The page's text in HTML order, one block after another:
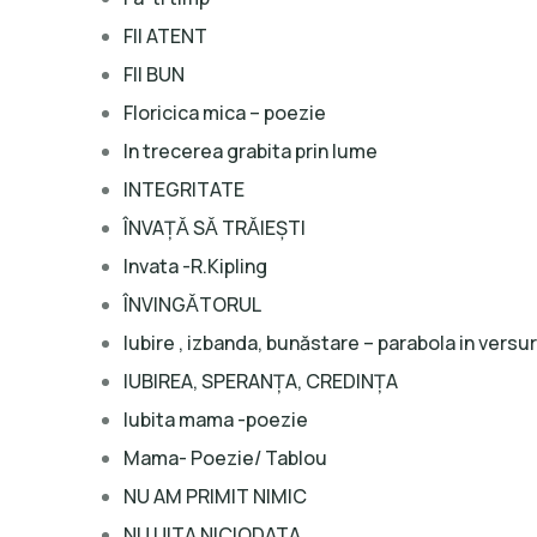
FII ATENT
FII BUN
Floricica mica – poezie
In trecerea grabita prin lume
INTEGRITATE
ÎNVAŢǍ SǍ TRǍIEŞTI
Invata -R.Kipling
ÎNVINGǍTORUL
Iubire , izbanda, bunăstare – parabola in
IUBIREA, SPERANŢA, CREDINŢA
Iubita mama -poezie
Mama- Poezie/ Tablou
NU AM PRIMIT NIMIC